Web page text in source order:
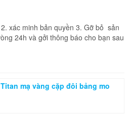
xác minh bản quyền 3. Gỡ bỏ sản
24h và gởi thông báo cho bạn sau
mạ vàng cặp đôi bảng mo